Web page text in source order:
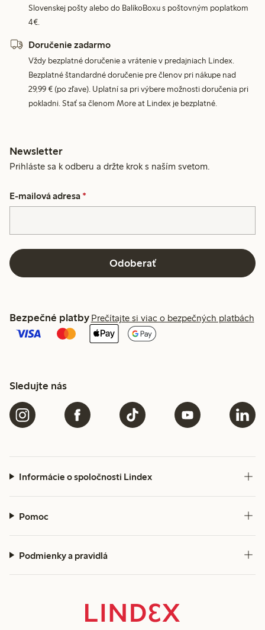
Slovenskej pošty alebo do BalíkoBoxu s poštovným poplatkom
4€.
Doručenie zadarmo
Vždy bezplatné doručenie a vrátenie v predajniach Lindex.
Bezplatné štandardné doručenie pre členov pri nákupe nad
29,99 € (po zľave). Uplatní sa pri výbere možnosti doručenia pri
pokladni. Stať sa členom More at Lindex je bezplatné.
Newsletter
Prihláste sa k odberu a držte krok s naším svetom.
E-mailová adresa *
Odoberať
Bezpečné platby Prečítajte si viac o bezpečných platbách
Sledujte nás
Informácie o spoločnosti Lindex
Pomoc
Podmienky a pravidlá